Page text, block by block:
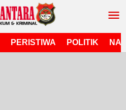
PERISTIWA POLITIK